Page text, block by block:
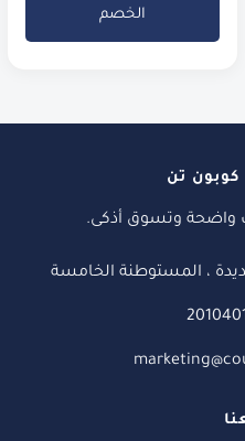
الخصم
تن
وتسوق أذكى.
، المستوطنة الخامسة